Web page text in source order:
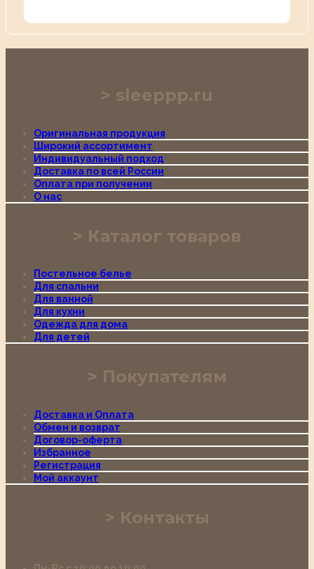
sleeppp.ru
Оригинальная продукция
Широкий ассортимент
Индивидуальный подход
Доставка по всей России
Оплата при получении
О нас
Каталог товаров
Постельное белье
Для спальни
Для ванной
Для кухни
Одежда для дома
Для детей
Покупателям
Доставка и Оплата
Обмен и возврат
Договор-оферта
Избранное
Регистрация
Мой аккаунт
Контакты